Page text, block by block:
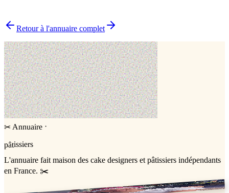
Pourquoi choisir un pâtissier indépendant ?
Retour à l'annuaire complet
✂ Annuaire ·
pâtissiers
L'annuaire fait maison des cake designers et pâtissiers indépendants
en France. ✂️